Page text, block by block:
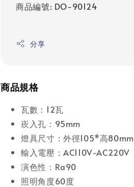
商品編號: DO-90124
分享
商品規格
瓦數：12瓦
崁入孔：95mm
燈具尺寸：外徑105*高80mm
輸入電壓：AC110V-AC220V
演色性：Ra90
照明角度60度